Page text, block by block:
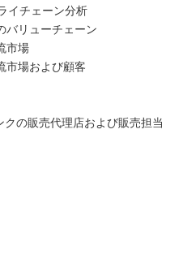
イチェーン分析
バリューチェーン
市場
市場および顧客
の販売代理店および販売担当